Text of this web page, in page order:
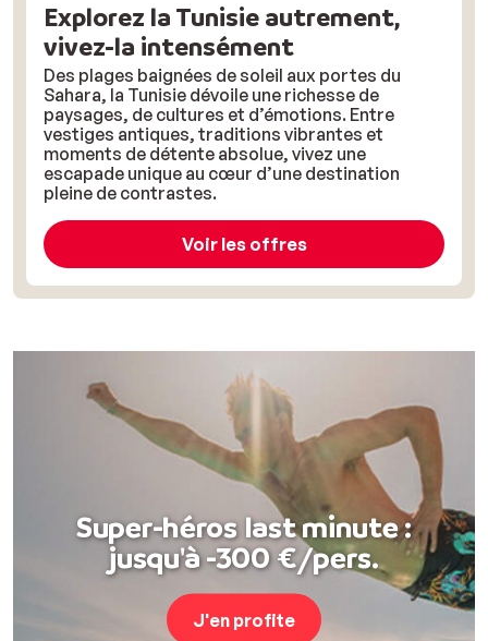
Explorez la Tunisie autrement,
vivez-la intensément
Des plages baignées de soleil aux portes du
Sahara, la Tunisie dévoile une richesse de
paysages, de cultures et d’émotions. Entre
vestiges antiques, traditions vibrantes et
moments de détente absolue, vivez une
escapade unique au cœur d’une destination
pleine de contrastes.
Voir les offres
Super-héros last minute :
jusqu'à -300 €/pers.
J'en profite